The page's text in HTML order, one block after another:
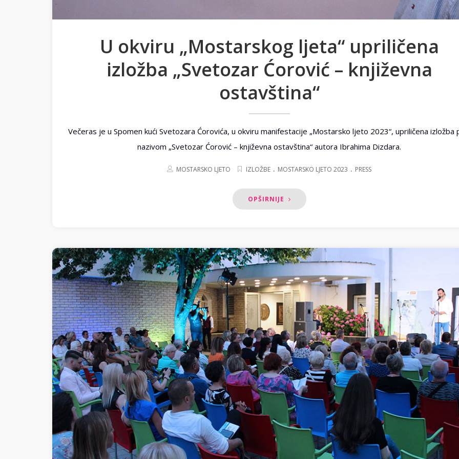
U okviru „Mostarskog ljeta“ upriličena
izložba „Svetozar Ćorović – književna
ostavština“
Večeras je u Spomen kući Svetozara Ćorovića, u okviru manifestacije „Mostarsko ljeto 2023“, upriličena izložba
nazivom „Svetozar Ćorović – književna ostavština“ autora Ibrahima Dizdara.
MOSTARSKO LJETO IZLOŽBE . MOSTARSKO LJETO 2023 . PRESS
OPŠIRNIJE